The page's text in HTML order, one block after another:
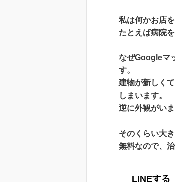
私は何かお店
たとえば病院
なぜGoogleマ
す。
建物が新しく
しまいます。
逆に外観がい
そのくらい大
無料なので、
LINEする